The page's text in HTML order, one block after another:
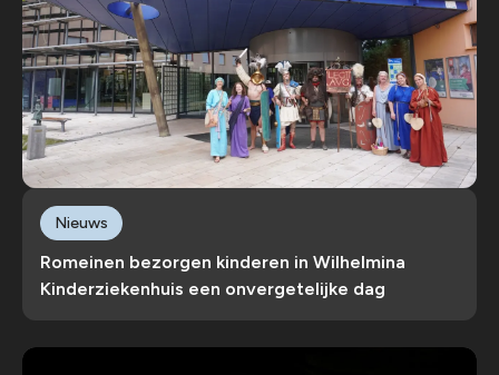
Romeinen bezorgen kinderen in Wilhelmina
Kinderziekenhuis een onvergetelijke dag
Nieuws